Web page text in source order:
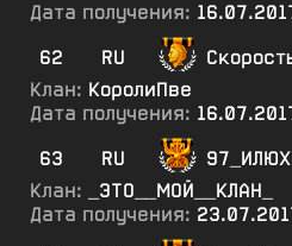
Дата получения:
62
RU
Клан: КоролиПве
Дата получения:
63
RU
Клан:
_ЭТО__МОЙ__КЛАН_
Дата получения: